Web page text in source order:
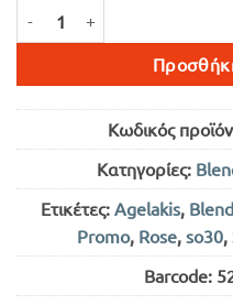
Κωδικός
Κατηγορίες:
Ετικέτες: Agelakis, Blend
Promo, Rose, so30,
Barcode: